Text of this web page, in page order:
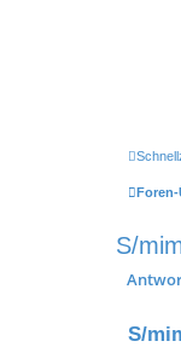
S/
S/